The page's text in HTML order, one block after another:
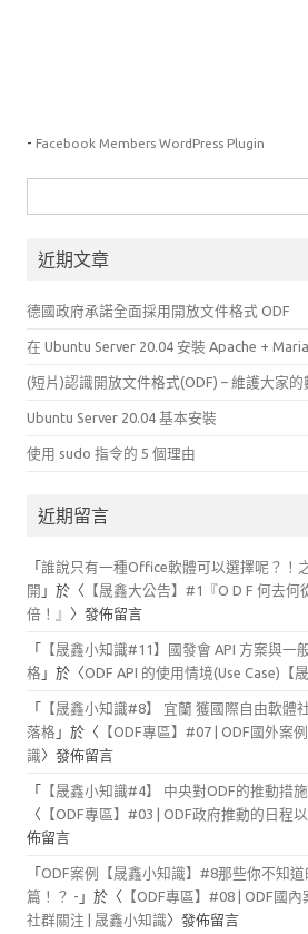
- Facebook Members WordPress Plugin
尋
鍵近期文章
德國政府承諾全面採用開放文件格式 ODF
在 Ubuntu Server 20.04 安裝 Apache +
(短片)認識開放文件格式(ODF) – 維護大家的
Ubuntu Server 20.04 基本安裝
使用 sudo 指令的 5 個理由
近期留言
「 誰說只有一種Office軟體可以選擇呢？！
開 」於〈 【晟鑫大公告】#1『O D F 何去何
倍！』 〉發佈留言
「
【晟鑫小知識#11】國發會 API 方案與一
格 」於〈ODF API 的使用情境(Use Case)【
「
【晟鑫小知識#8】 宜蘭 獲國際自由軟體
落格 」於〈 【ODF專區】#07 | ODF國外案
識〉發佈留言
「 【晟鑫小知識#4】 中央對ODF的推動措
〈 【ODF專區】#03 | ODF政府推動的日程
佈留言
「 ODF案例【晟鑫小知識】#8那些你不知道
篇！？ - 」於〈 【ODF專區】#08 | ODF國
社群關注 | 晟鑫小知識〉發佈留言